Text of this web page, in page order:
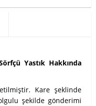
Yastık Hakkında
Kare şeklinde
şekilde gönderimi